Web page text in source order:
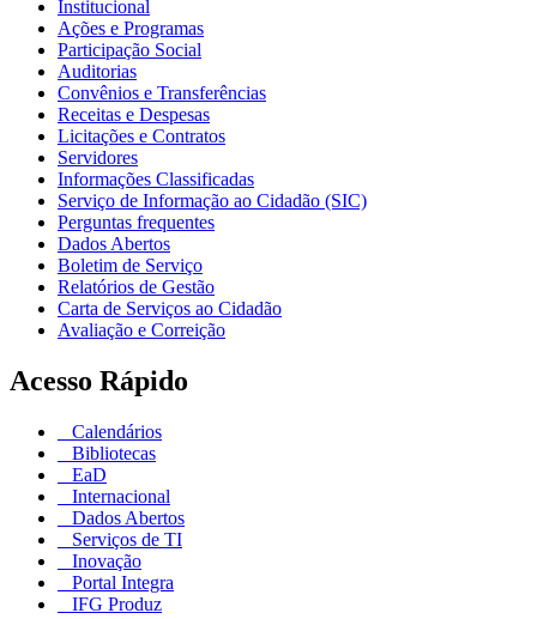
Institucional
Ações e Programas
Participação Social
Auditorias
Convênios e Transferências
Receitas e Despesas
Licitações e Contratos
Servidores
Informações Classificadas
Serviço de Informação ao Cidadão (SIC)
Perguntas frequentes
Dados Abertos
Boletim de Serviço
Relatórios de Gestão
Carta de Serviços ao Cidadão
Avaliação e Correição
Acesso Rápido
Calendários
Bibliotecas
EaD
Internacional
Dados Abertos
Serviços de TI
Inovação
Portal Integra
IFG Produz